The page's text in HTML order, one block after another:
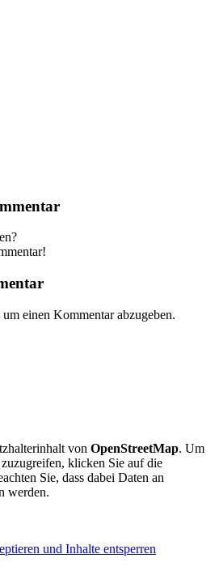
um einen Kommentar abzugeben.
von OpenStreetMap. Um
klicken Sie auf die
Sie, dass dabei Daten an
werden.
und Inhalte entsperren